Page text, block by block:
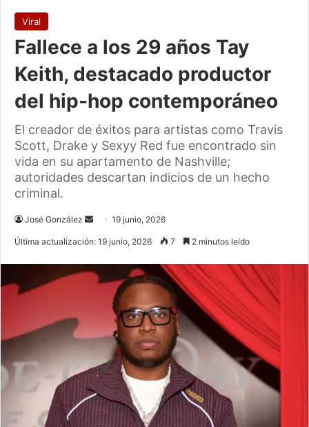
Viral
Fallece a los 29 años Tay
Keith, destacado productor
del hip-hop contemporáneo
El creador de éxitos para artistas como Travis
Scott, Drake y Sexyy Red fue encontrado sin
vida en su apartamento de Nashville;
autoridades descartan indicios de un hecho
criminal.
José González
Send19 junio, 2026
Última actualización: 19 junio, 2026 7 2 minutos leído